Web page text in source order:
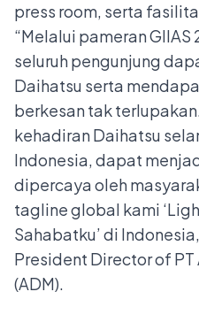
press room, serta
“Melalui pameran
seluruh pengunjung
Daihatsu serta
berkesan tak
kehadiran Daihatsu
Indonesia, dapat
dipercaya oleh
tagline global kami
Sahabatku’ di
President Director of
(ADM).